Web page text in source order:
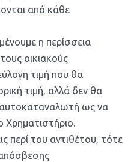
από κάθε
η περίσσεια
οικιακούς
τιμή που θα
τιμή, αλλά δεν θα
αυτοκαταναλωτή ως να
Χρηματιστήριο.
περί του αντιθέτου, τότε